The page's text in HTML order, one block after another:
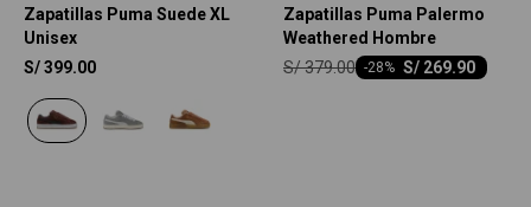
Zapatillas Puma Suede XL
Unisex
S/399.00
Zapatillas Puma Palermo
Weathered Hombre
S/ 269.90
-28
S/379.00